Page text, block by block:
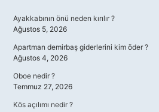
Ayakkabının önü neden kırılır ?
Ağustos 5, 2026
Apartman demirbaş giderlerini kim öder ?
Ağustos 4, 2026
Oboe nedir ?
Temmuz 27, 2026
Kös açılımı nedir ?